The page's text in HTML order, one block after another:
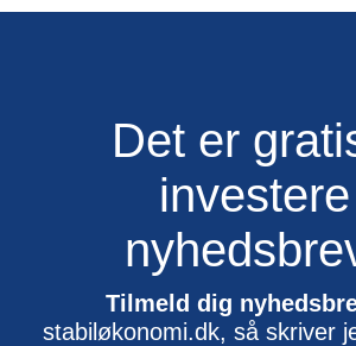
Det er
Tilmeld dig
stabiløkonomi.dk, så skriver